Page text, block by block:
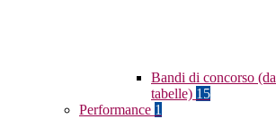
Bandi di concorso
tabelle) 15
Performance 1